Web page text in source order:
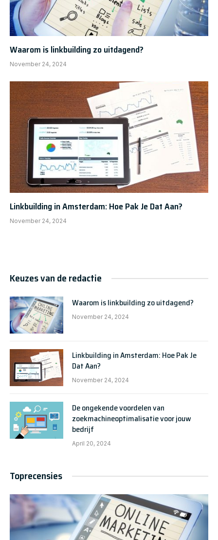
Waarom is linkbuilding zo uitdagend?
November 24, 2024
Linkbuilding in Amsterdam: Hoe Pak Je Dat Aan?
November 24, 2024
Keuzes van de redactie
Waarom is linkbuilding zo uitdagend?
November 24, 2024
Linkbuilding in Amsterdam: Hoe Pak Je
Dat Aan?
November 24, 2024
De ongekende voordelen van
zoekmachineoptimalisatie voor jouw
bedrijf
April 20, 2024
Toprecensies